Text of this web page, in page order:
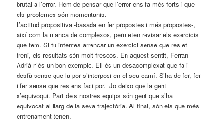
brutal a l’error. Hem de pensar que l’error ens fa més forts i que
els problemes són momentanis.
L’actitud propositiva -basada en fer propostes i més propostes-,
així com la manca de complexos, permeten revisar els exercicis
que fem. Si tu intentes arrencar un exercici sense que res et
freni, els resultats són molt frescos. En aquest sentit, Ferran
Adrià n’és un bon exemple. Ell és un desacomplexat que fa i
desfà sense que la por s’interposi en el seu camí. S’ha de fer, fer
i fer sense que res ens faci por. Jo deixo que la gent
s’equivoqui. Part dels nostres equips són gent que s’ha
equivocat al llarg de la seva trajectòria. Al final, són els que més
entrenament tenen.